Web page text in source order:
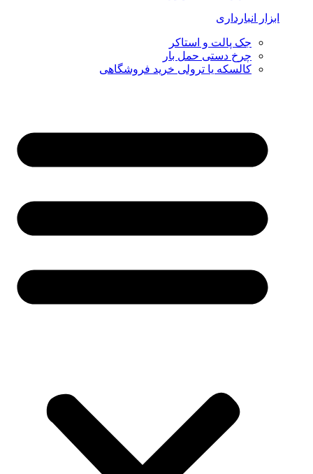
ابزار انبارداری
جک پالت و استاکر
چرخ دستی حمل بار
کالسکه یا ترولی خرید فروشگاهی